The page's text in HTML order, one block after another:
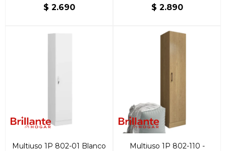
$ 2.690 $ 2.890
Multiuso 1P 802-01 Blanco
Multiuso 1P 802-110 -